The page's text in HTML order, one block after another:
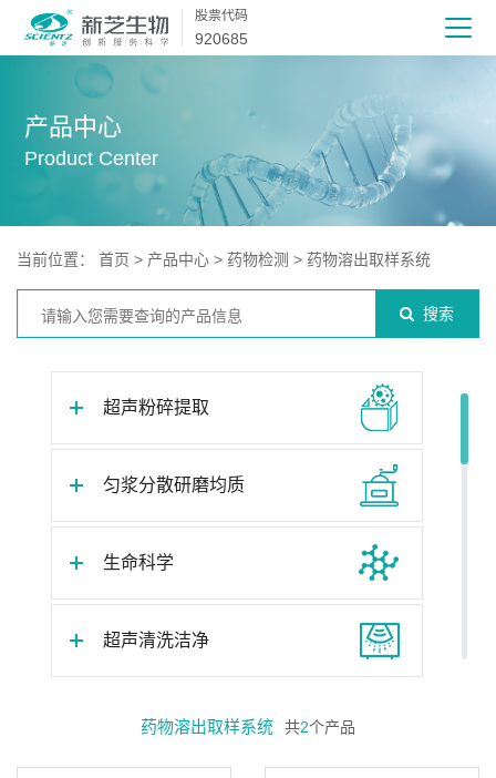
股票代码
920685
产品中心
Product Center
当前位置： 首页 > 产品中心 > 药物检测 > 药物溶出取样系统
搜索
超声粉碎提取
匀浆分散研磨均质
生命科学
超声清洗洁净
恒温水浴药物溶出取样系统 共2个产品